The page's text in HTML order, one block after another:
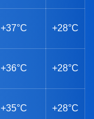
+37°C +28°C
+36°C +28°C
+35°C +28°C